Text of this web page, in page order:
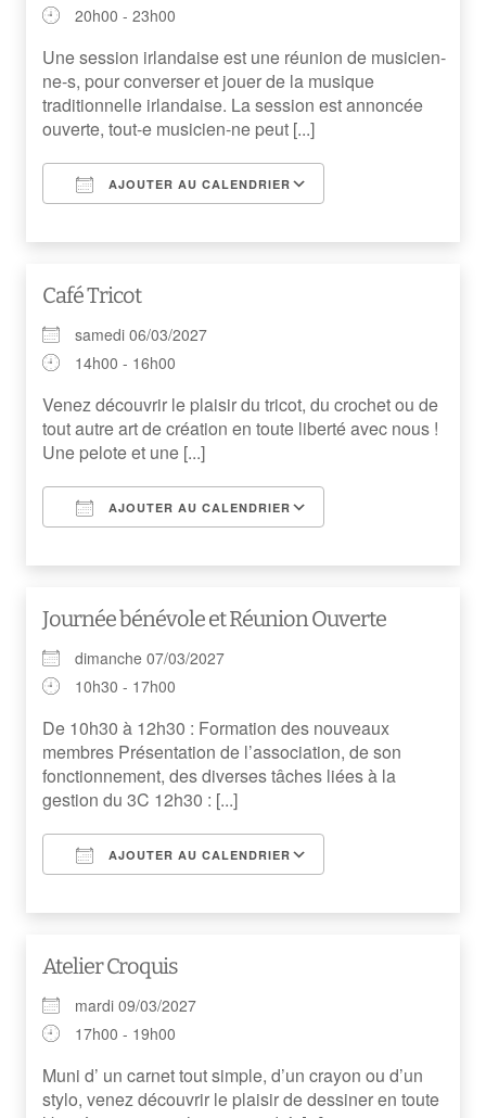
20h00 - 23h00
Une session irlandaise est une réunion de musicien-
ne-s, pour converser et jouer de la musique
traditionnelle irlandaise. La session est annoncée
ouverte, tout-e musicien-ne peut [...]
AJOUTER AU CALENDRIER
Café Tricot
samedi 06/03/2027
14h00 - 16h00
Venez découvrir le plaisir du tricot, du crochet ou de
tout autre art de création en toute liberté avec nous !
Une pelote et une [...]
AJOUTER AU CALENDRIER
Journée bénévole et Réunion Ouverte
dimanche 07/03/2027
10h30 - 17h00
De 10h30 à 12h30 : Formation des nouveaux
membres Présentation de l’association, de son
fonctionnement, des diverses tâches liées à la
gestion du 3C 12h30 : [...]
AJOUTER AU CALENDRIER
Atelier Croquis
mardi 09/03/2027
17h00 - 19h00
Muni d’ un carnet tout simple, d’un crayon ou d’un
stylo, venez découvrir le plaisir de dessiner en toute